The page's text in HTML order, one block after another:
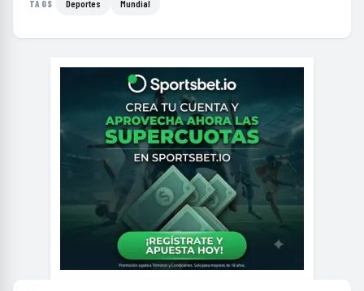
TAGS Deportes Mundial